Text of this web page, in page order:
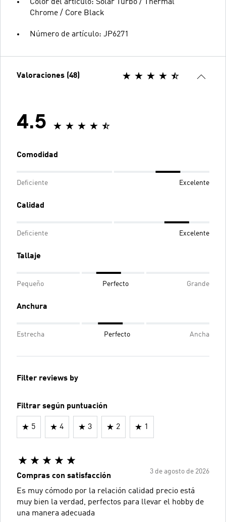
Color del artículo: Solar Turbo / Thermal
Chrome / Core Black
Número de artículo: JP6271
Valoraciones (48)
4.5
Comodidad
Deficiente Excelente
Calidad
Deficiente Excelente
Tallaje
Pequeño Perfecto Grande
Anchura
Estrecha Perfecto Ancha
Filter reviews by
Filtrar según puntuación
5 4 3 2 1
3 de agosto de 2026
Compras con satisfacción
Es muy cómodo por la relación calidad precio está
muy bien la verdad, perfectos para llevar el hobby de
una manera adecuada